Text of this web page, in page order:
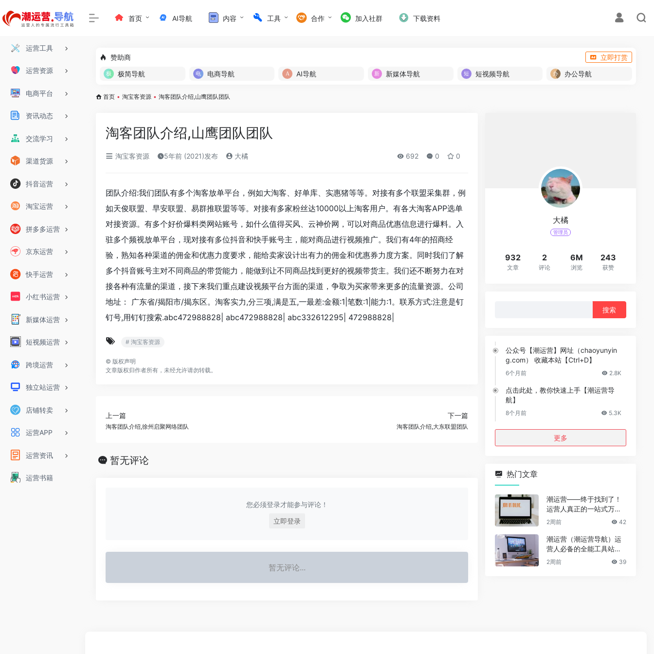
运营工具
运营资源
电商平台
资讯动态
交流学习
渠道货源
抖音运营
淘宝运营
拼多多运营
京东运营
快手运营
小红书运营
新媒体运营
短视频运营
跨境运营
独立站运营
店铺转卖
运营APP
运营资讯
运营书籍
首页 AI导航 内容 工具 合作 加入社群 下载资料
赞助商
立即打赏
极简导航
电商导航 AI导航 新媒体导航 短视频导航 办公导航
首页 • 淘宝客资源 • 淘客团队介绍,山鹰团队团队
淘客团队介绍,山鹰团队团队
淘宝客资源 5年前 (2021)发布 大橘 692 0 0
团队介绍:我们团队有多个淘客放单平台，例如大淘客、好单库、实惠猪等等。对接有多个联盟采集群，例
如天俊联盟、早安联盟、易群推联盟等等。对接有多家粉丝达10000以上淘客用户。有各大淘客APP选单
对接资源。有多个好价爆料类网站账号，如什么值得买风、云神价网，可以对商品优惠信息进行爆料。入
驻多个频视放单平台，现对接有多位抖音和快手账号主，能对商品进行视频推广。我们有4年的招商经
验，熟知各种渠道的佣金和优惠力度要求，能给卖家设计出有力的佣金和优惠券力度方案。同时我们了解
多个抖音账号主对不同商品的带货能力，能做到让不同商品找到更好的视频带货主。我们还不断努力在对
接各种有流量的渠道，接下来我们重点建设视频平台方面的渠道，争取为买家带来更多的流量资源。公司
地址： 广东省/揭阳市/揭东区。淘客实力,分三项,满是五,一最差:金额:1|笔数:1|能力:1。联系方式:注意是钉
钉号,用钉钉搜索.abc472988828| abc472988828| abc332612295| 472988828|
# 淘宝客资源
© 版权声明
文章版权归作者所有，未经允许请勿转载。
上一篇
淘客团队介绍,徐州启聚网络团队
下一篇
淘客团队介绍,大东联盟团队
暂无评论
您必须登录才能参与评论！
立即登录
暂无评论...
大橘
管理员
932
文章
2
评论
6M
浏览
243
获赞
公众号【潮运营】网址（chaoyunyin
g.com） 收藏本站【Ctrl+D】
6个月前 2.8K
点击此处，教你快速上手【潮运营导
航】
8个月前 5.3K
更多
热门文章
潮运营——终于找到了！
运营人真正的一站式万能
资源导航（免费、无广
2周前 42
潮运营（潮运营导航）运
营人必备的全能工具站｜
完整功能详解
2周前 39